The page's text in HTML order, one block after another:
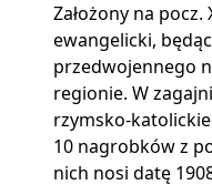
Założony na
ewangelicki,
przedwojennego
regionie. W
rzymsko-
10 nagrobków z
nich nosi datę